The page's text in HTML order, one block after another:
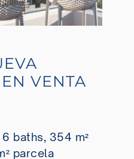
VENTA
baths, 354 m²
parcela